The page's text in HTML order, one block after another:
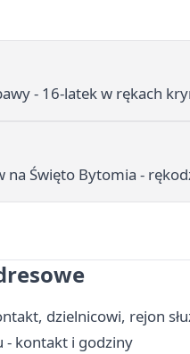
- 16-latek w rękach
Święto Bytomia -
dzielnicowi, rejon
- kontakt i godziny